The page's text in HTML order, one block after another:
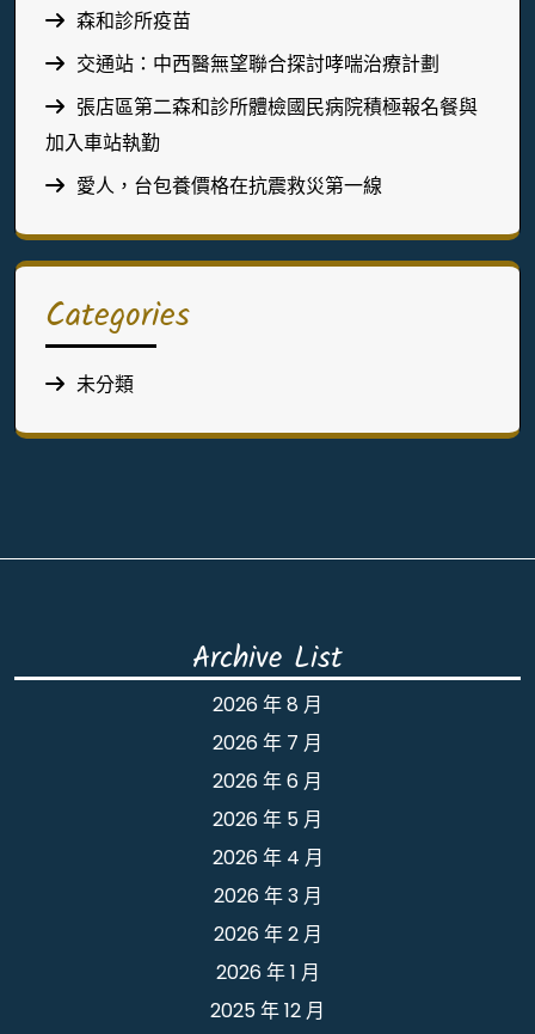
森和診所疫苗
交通站：中西醫無望聯合探討哮喘治療計劃
張店區第二森和診所體檢國民病院積極報名餐與
加入車站執勤
愛人，台包養價格在抗震救災第一線
Categories
未分類
Archive List
2026 年 8 月
2026 年 7 月
2026 年 6 月
2026 年 5 月
2026 年 4 月
2026 年 3 月
2026 年 2 月
2026 年 1 月
2025 年 12 月